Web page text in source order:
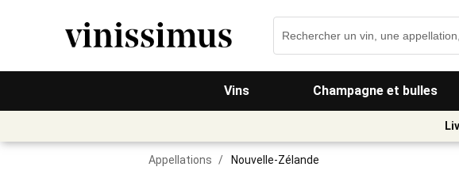
Vins Champagne et bulles
Appellations / Nouvelle-Zélande